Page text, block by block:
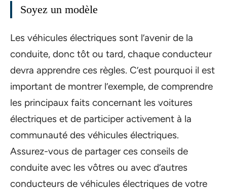
Soyez un modèle
Les véhicules électriques sont l’avenir de la
conduite, donc tôt ou tard, chaque conducteur
devra apprendre ces règles. C’est pourquoi il est
important de montrer l’exemple, de comprendre
les principaux faits concernant les voitures
électriques et de participer activement à la
communauté des véhicules électriques.
Assurez-vous de partager ces conseils de
conduite avec les vôtres ou avec d’autres
conducteurs de véhicules électriques de votre